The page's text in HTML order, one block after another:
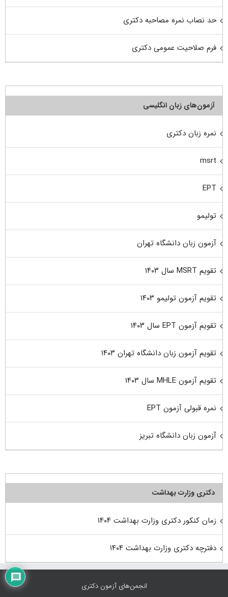
حد نصاب نمره مصاحبه دکتری
فرم صلاحیت عمومی دکتری
آزمون‌های زبان انگلیسی
نمره زبان دکتری
msrt
EPT
تولیمو
آزمون زبان دانشگاه تهران
تقویم MSRT سال ۱۴۰۳
تقویم آزمون تولیمو ۱۴۰۳
تقویم آزمون EPT سال ۱۴۰۳
تقویم آزمون زبان دانشگاه تهران ۱۴۰۳
تقویم آزمون MHLE سال ۱۴۰۳
نمره قبولی آزمون EPT
آزمون زبان دانشگاه تبریز
دکتری وزارت بهداشت
زمان کنکور دکتری وزارت بهداشت ۱۴۰۴
دفترچه دکتری وزارت بهداشت ۱۴۰۴
انجمن‌های آزمون دکتری